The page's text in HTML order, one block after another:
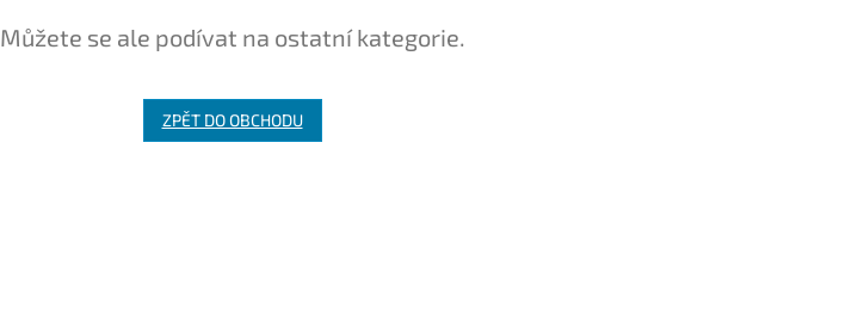
Můžete se ale podívat na ostatní kategorie.
ZPĚT DO OBCHODU